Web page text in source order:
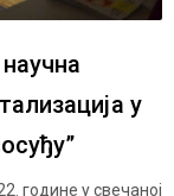
у
године у свечаној